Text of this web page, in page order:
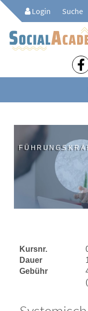
Login Suche
Kursnr.
Dauer
Gebühr